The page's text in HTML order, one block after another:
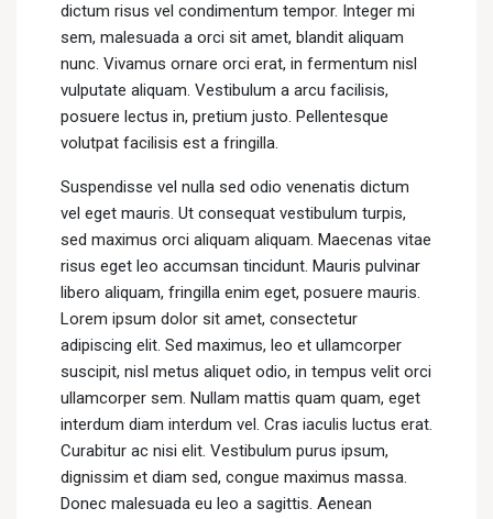
dictum risus vel condimentum tempor. Integer mi
sem, malesuada a orci sit amet, blandit aliquam
nunc. Vivamus ornare orci erat, in fermentum nisl
vulputate aliquam. Vestibulum a arcu facilisis,
posuere lectus in, pretium justo. Pellentesque
volutpat facilisis est a fringilla.
Suspendisse vel nulla sed odio venenatis dictum
vel eget mauris. Ut consequat vestibulum turpis,
sed maximus orci aliquam aliquam. Maecenas vitae
risus eget leo accumsan tincidunt. Mauris pulvinar
libero aliquam, fringilla enim eget, posuere mauris.
Lorem ipsum dolor sit amet, consectetur
adipiscing elit. Sed maximus, leo et ullamcorper
suscipit, nisl metus aliquet odio, in tempus velit orci
ullamcorper sem. Nullam mattis quam quam, eget
interdum diam interdum vel. Cras iaculis luctus erat.
Curabitur ac nisi elit. Vestibulum purus ipsum,
dignissim et diam sed, congue maximus massa.
Donec malesuada eu leo a sagittis. Aenean